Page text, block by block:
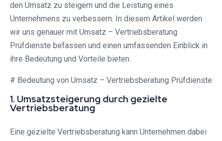
den Umsatz zu steigern und die Leistung eines
Unternehmens zu verbessern. In diesem Artikel werden
wir uns genauer mit Umsatz – Vertriebsberatung
Prüfdienste befassen und einen umfassenden Einblick in
ihre Bedeutung und Vorteile bieten.
# Bedeutung von Umsatz – Vertriebsberatung Prüfdienste
1. Umsatzsteigerung durch gezielte
Vertriebsberatung
Eine gezielte Vertriebsberatung kann Unternehmen dabei